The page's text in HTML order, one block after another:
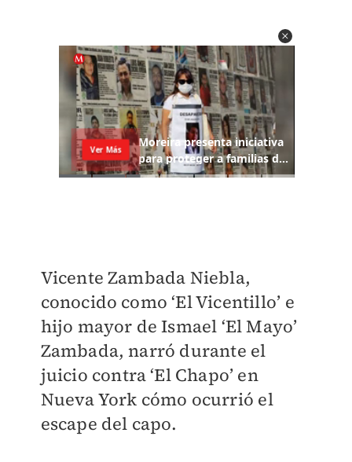
Vicente Zambada Niebla,
conocido como ‘El Vicentillo’ e
hijo mayor de Ismael ‘El Mayo’
Zambada, narró durante el
juicio contra ‘El Chapo’ en
Nueva York cómo ocurrió el
escape del capo.